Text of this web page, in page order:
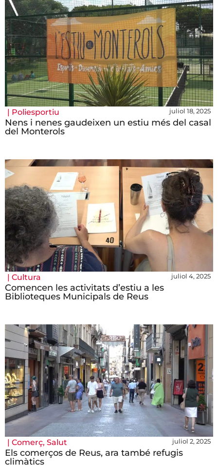
| Poliesportiu juliol 18, 2025
Nens i nenes gaudeixen un estiu més del casal
del Monterols
| Cultura juliol 4, 2025
Comencen les activitats d’estiu a les
Biblioteques Municipals de Reus
| Comerç, Salut juliol 2, 2025
Els comerços de Reus, ara també refugis
climàtics